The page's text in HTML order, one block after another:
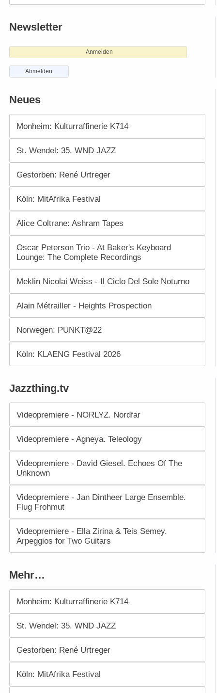
Newsletter
Anmelden
Abmelden
Neues
Monheim: Kulturraffinerie K714
St. Wendel: 35. WND JAZZ
Gestorben: René Urtreger
Köln: MitAfrika Festival
Alice Coltrane: Ashram Tapes
Oscar Peterson Trio - At Baker's Keyboard
Lounge: The Complete Recordings
Meklin Nicolai Weiss - Il Ciclo Del Sole Noturno
Alain Métrailler - Heights Prospection
Norwegen: PUNKT@22
Köln: KLAENG Festival 2026
Jazzthing.tv
Videopremiere - NORLYZ. Nordfar
Videopremiere - Agneya. Teleology
Videopremiere - David Giesel. Echoes Of The
Unknown
Videopremiere - Jan Dintheer Large Ensemble.
Flug Frohmut
Videopremiere - Ella Zirina & Teis Semey.
Arpeggios for Two Guitars
Mehr…
Monheim: Kulturraffinerie K714
St. Wendel: 35. WND JAZZ
Gestorben: René Urtreger
Köln: MitAfrika Festival